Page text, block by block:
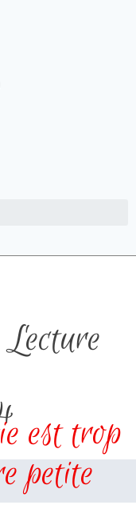
Lecture
est trop
petite